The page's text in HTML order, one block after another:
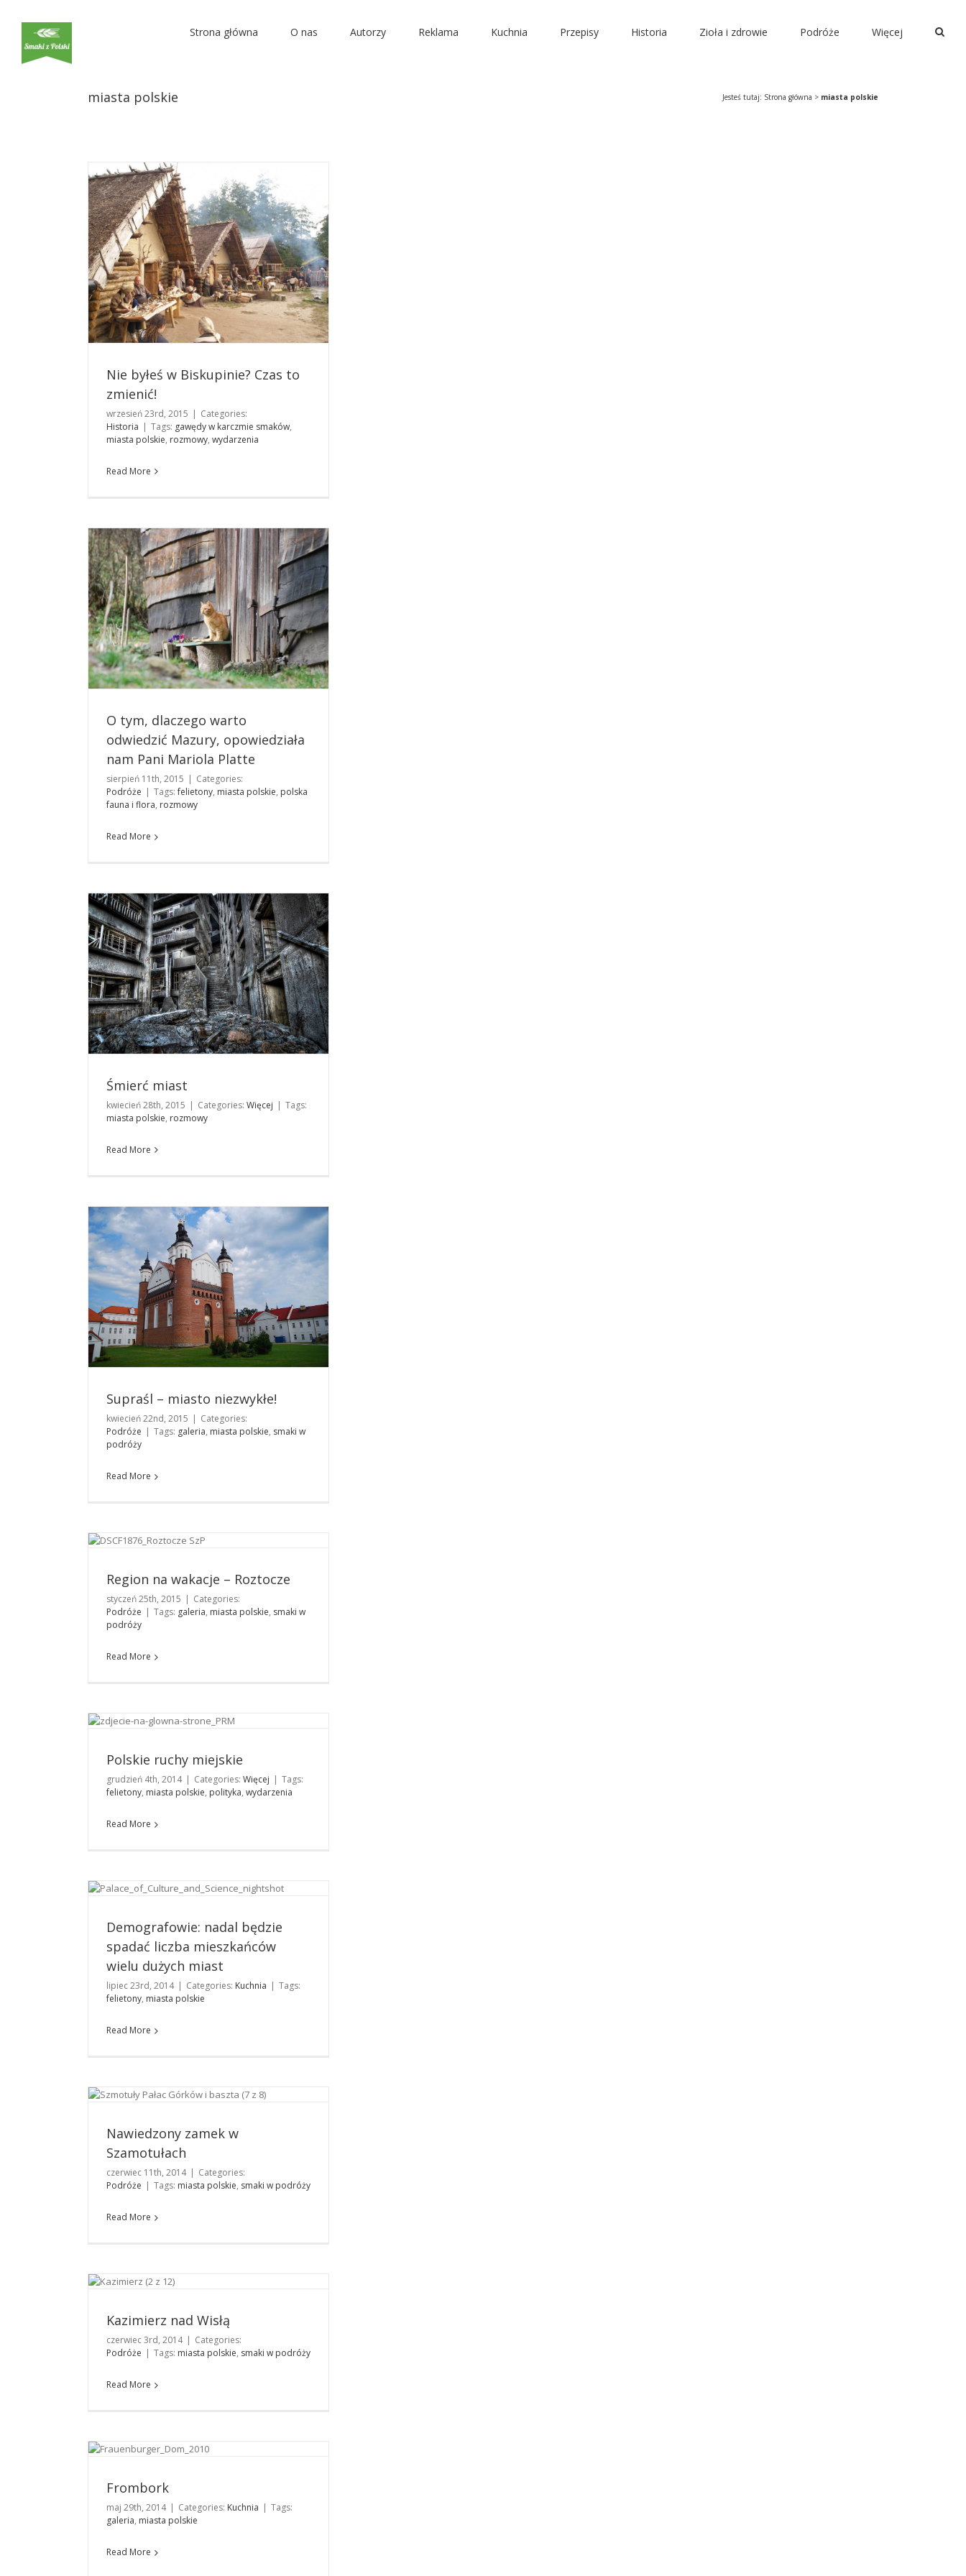
Strona główna O nas Autorzy Reklama Kuchnia Przepisy Historia Zioła i zdrowie Podróże Więcej
miasta polskie Jesteś tutaj: Strona główna > miasta polskie
Nie byłeś w Biskupinie? Czas to
zmienić!
wrzesień 23rd, 2015 | Categories:
Historia | Tags: gawędy w karczmie smaków,
miasta polskie, rozmowy, wydarzenia
Read More
O tym, dlaczego warto odwiedzić Mazury,
O tym, dlaczego warto
odwiedzić Mazury, opowiedziała
nam Pani Mariola Platte
sierpień 11th, 2015 | Categories:
Podróże | Tags:felietony, miasta polskie, polska
fauna i flora, rozmowy
Read More
Śmierć miast
Śmierć miast
kwiecień 28th, 2015 | Categories: Więcej | Tags:
miasta polskie, rozmowy
Read More
Supraśl – miasto niezwykłe!
Supraśl – miasto niezwykłe!
kwiecień 22nd, 2015
Categories:
Podróże
Tags: galeria, miasta polskie, smaki w
podróży
Read More
Region na wakacje – Roztocze
Region na wakacje – Roztocze
styczeń 25th, 2015
Categories:
Podróże
Tags: galeria, miasta polskie, smaki w
podróży
Read More
Polskie ruchy miejskie
Polskie ruchy miejskie
grudzień 4th, 2014 Categories: Więcej
Tags:
felietony, miasta polskie, polityka, wydarzenia
Read More
Demografowie: nadal będzie spadać liczba
Demografowie: nadal będzie
spadać liczba mieszkańców
wielu dużych miast
lipiec 23rd, 2014 Categories: Kuchnia
Tags:
felietony, miasta polskie
Read More
Nawiedzony zamek w Szamotułach
Nawiedzony zamek w
Szamotułach
czerwiec 11th, 2014
Categories:
Podróże
Tags: miasta polskie, smaki w podróży
Read More
Kazimierz nad Wisłą
Kazimierz nad Wisłą
czerwiec 3rd, 2014
Categories:
Podróże
Tags: miasta polskie, smaki w podróży
Read More
Frombork
Frombork
maj 29th, 2014 Categories: Kuchnia
Tags:
galeria, miasta polskie
Read More